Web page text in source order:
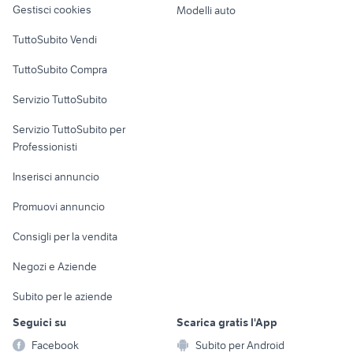
Informatica
Console e
Fotografia
Telefonia
Biciclette
Gestisci cookies
TuttoSubito Vendi
TuttoSubito Compra
Servizio TuttoSubito
Servizio TuttoSubito per
Professionisti
Inserisci annuncio
Promuovi annuncio
Consigli per la vendita
Negozi e Aziende
Subito per le aziende
Modelli auto
Seguici su
Facebook
Scarica gratis l'App
Subito per Android